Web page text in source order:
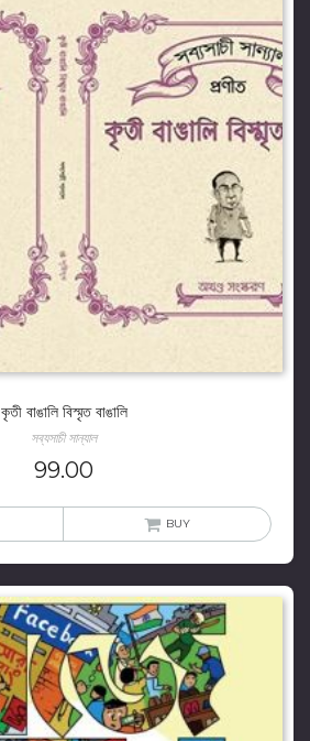
কৃতী বাঙালি বিস্মৃত বাঙালি
সব্যসাচী সান্যাল
99.00
BUY